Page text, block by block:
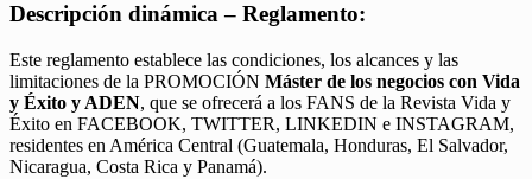
Descripción dinámica – Reglamento:
Este reglamento establece las condiciones, los alcances y las
limitaciones de la PROMOCIÓN Máster de los negocios con Vida
y Éxito y ADEN, que se ofrecerá a los FANS de la Revista Vida y
Éxito en FACEBOOK, TWITTER, LINKEDIN e INSTAGRAM,
residentes en América Central (Guatemala, Honduras, El Salvador,
Nicaragua, Costa Rica y Panamá).